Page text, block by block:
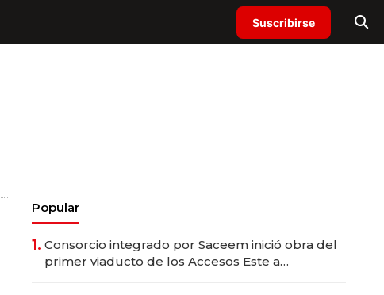
Suscribirse
Popular
1. Consorcio integrado por Saceem inició obra del
primer viaducto de los Accesos Este a